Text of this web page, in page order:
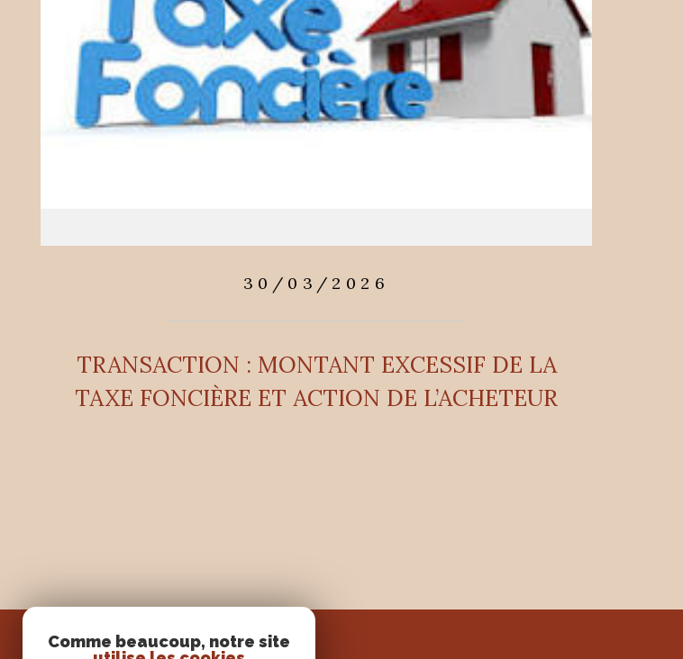
30/03/2026
TRANSACTION : MONTANT EXCESSIF DE LA
TAXE FONCIÈRE ET ACTION DE L’ACHETEUR
Comme beaucoup, notre site